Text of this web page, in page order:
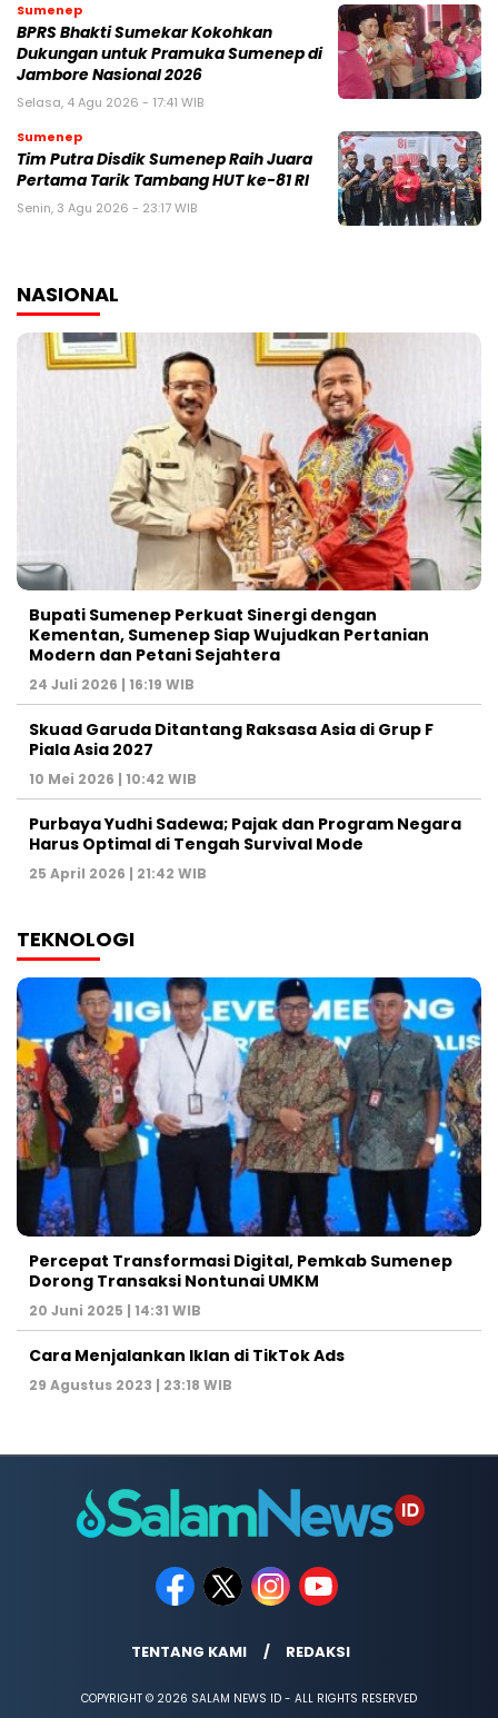
Sumenep
BPRS Bhakti Sumekar Kokohkan
Dukungan untuk Pramuka Sumenep di
Jambore Nasional 2026
Selasa, 4 Agu 2026 - 17:41 WIB
Sumenep
Tim Putra Disdik Sumenep Raih Juara
Pertama Tarik Tambang HUT ke-81 RI
Senin, 3 Agu 2026 - 23:17 WIB
NASIONAL
Bupati Sumenep Perkuat Sinergi dengan
Kementan, Sumenep Siap Wujudkan Pertanian
Modern dan Petani Sejahtera
24 Juli 2026 | 16:19 WIB
Skuad Garuda Ditantang Raksasa Asia di Grup F
Piala Asia 2027
10 Mei 2026 | 10:42 WIB
Purbaya Yudhi Sadewa; Pajak dan Program Negara
Harus Optimal di Tengah Survival Mode
25 April 2026 | 21:42 WIB
TEKNOLOGI
Percepat Transformasi Digital, Pemkab Sumenep
Dorong Transaksi Nontunai UMKM
20 Juni 2025 | 14:31 WIB
Cara Menjalankan Iklan di TikTok Ads
29 Agustus 2023 | 23:18 WIB
TENTANG KAMI REDAKSI
COPYRIGHT © 2026 SALAM NEWS ID - ALL RIGHTS RESERVED